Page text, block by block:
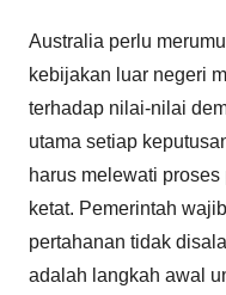
Australia perlu
kebijakan luar negeri
terhadap nilai-nilai
utama setiap
harus melewati
ketat. Pemerintah
pertahanan tidak
adalah langkah awal